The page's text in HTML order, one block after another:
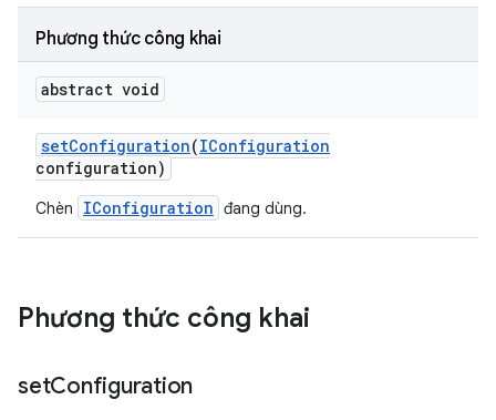
Phương thức công khai
abstract void
setConfiguration(IConfiguration
configuration)
Chèn IConfiguration đang dùng.
Phương thức công khai
setConfiguration